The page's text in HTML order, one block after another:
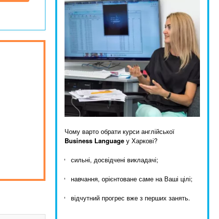
Чому варто обрати курси англійської
Business Language у Харкові?
сильні, досвідчені викладачі;
навчання, орієнтоване саме на Ваші цілі;
відчутний прогрес вже з перших занять.